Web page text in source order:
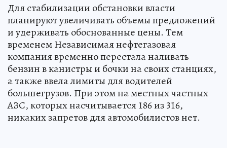
Для стабилизации обстановки власти
планируют увеличивать объемы предложений
и удерживать обоснованные цены. Тем
временем Независимая нефтегазовая
компания временно перестала наливать
бензин в канистры и бочки на своих станциях,
а также ввела лимиты для водителей
большегрузов. При этом на местных частных
АЗС, которых насчитывается 186 из 316,
никаких запретов для автомобилистов нет.